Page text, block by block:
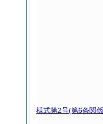
様式第2号(第6条関